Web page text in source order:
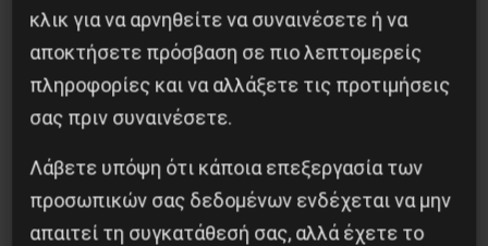
Οδύσσεια του Νόλαν: Μύθος, μνήμη και
ταξική εξουσία
κλικ για να αρνηθείτε να συναινέσετε ή να
αποκτήσετε πρόσβαση σε πιο λεπτομερείς
πληροφορίες και να αλλάξετε τις προτιμήσεις
σας πριν συναινέσετε.
Λάβετε υπόψη ότι κάποια επεξεργασία των
προσωπικών σας δεδομένων ενδέχεται να μην
απαιτεί τη συγκατάθεσή σας, αλλά έχετε το